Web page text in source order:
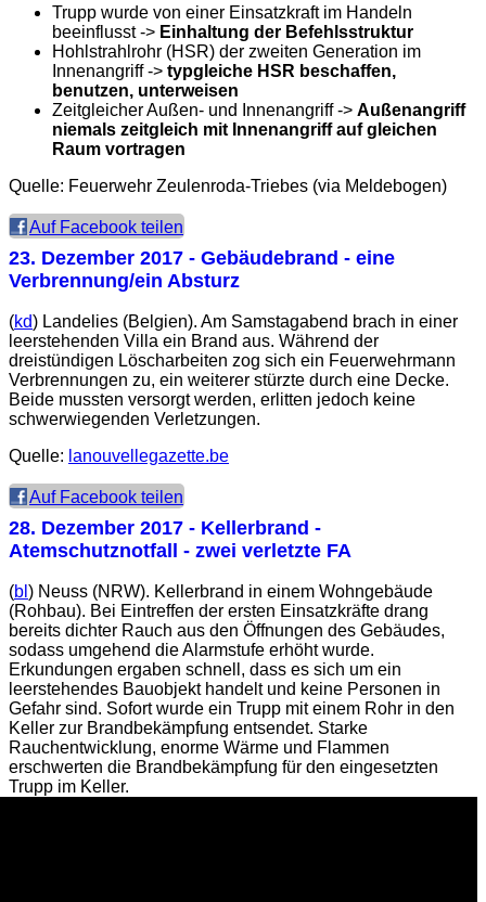
Trupp wurde von einer Einsatzkraft im Handeln
beeinflusst -> Einhaltung der Befehlsstruktur
Hohlstrahlrohr (HSR) der zweiten Generation im
Innenangriff -> typgleiche HSR beschaffen,
benutzen, unterweisen
Zeitgleicher Außen- und Innenangriff -> Außenangriff
niemals zeitgleich mit Innenangriff auf gleichen
Raum vortragen
Quelle: Feuerwehr Zeulenroda-Triebes (via Meldebogen)
Auf Facebook teilen
23. Dezember 2017 - Gebäudebrand - eine
Verbrennung/ein Absturz
(kd) Landelies (Belgien). Am Samstagabend brach in einer
leerstehenden Villa ein Brand aus. Während der
dreistündigen Löscharbeiten zog sich ein Feuerwehrmann
Verbrennungen zu, ein weiterer stürzte durch eine Decke.
Beide mussten versorgt werden, erlitten jedoch keine
schwerwiegenden Verletzungen.
Quelle: lanouvellegazette.be
Auf Facebook teilen
28. Dezember 2017 - Kellerbrand -
Atemschutznotfall - zwei verletzte FA
(bl ) Neuss (NRW). Kellerbrand in einem Wohngebäude
(Rohbau). Bei Eintreffen der ersten Einsatzkräfte drang
bereits dichter Rauch aus den Öffnungen des Gebäudes,
sodass umgehend die Alarmstufe erhöht wurde.
Erkundungen ergaben schnell, dass es sich um ein
leerstehendes Bauobjekt handelt und keine Personen in
Gefahr sind. Sofort wurde ein Trupp mit einem Rohr in den
Keller zur Brandbekämpfung entsendet. Starke
Rauchentwicklung, enorme Wärme und Flammen
erschwerten die Brandbekämpfung für den eingesetzten
Trupp im Keller.